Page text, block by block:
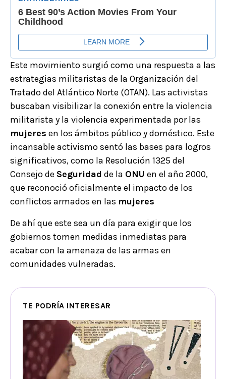
Este movimiento surgió como una respuesta a las
estrategias militaristas de la Organización del
Tratado del Atlántico Norte (OTAN). Las activistas
buscaban visibilizar la conexión entre la violencia
militarista y la violencia experimentada por las
mujeres en los ámbitos público y doméstico. Este
incansable activismo sentó las bases para logros
significativos, como la Resolución 1325 del
Consejo de Seguridad de la ONU en el año 2000,
que reconoció oficialmente el impacto de los
conflictos armados en las mujeres
De ahí que este sea un día para exigir que los
gobiernos tomen medidas inmediatas para
acabar con la amenaza de las armas en
comunidades vulneradas.
TE PODRÍA INTERESAR